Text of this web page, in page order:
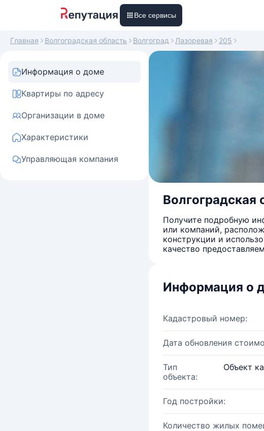
Все сервисы
Главная Волгоградская область Волгоград Лазоревая 205
Информация о доме
Квартиры по адресу
Организации в доме
Характеристики
Управляющая компания
Волгоградская
Получите подробную
или компаний,
конструкции и
качество
Информация о
Кадастровый номер:
Дата обновления
Тип
объекта:
Объект
Год постройки:
Количество жилых